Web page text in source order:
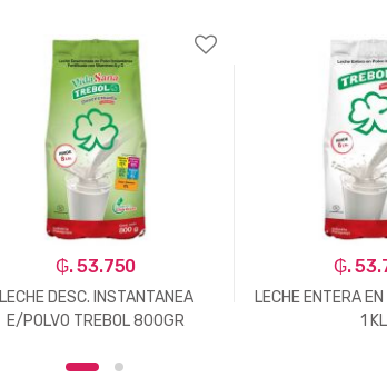
₲. 53.750
LECHE DESC. INSTANTANEA
E/POLVO TREBOL 800GR
₲.
LECHE ENTERA
1 KL